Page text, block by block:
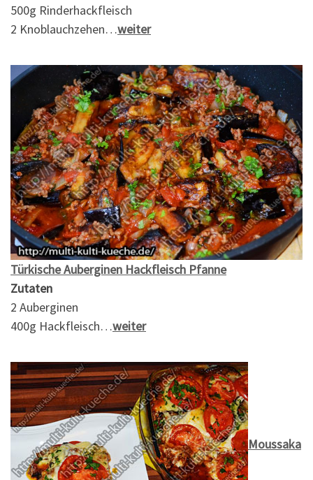
500g Rinderhackfleisch
2 Knoblauchzehen…weiter
Türkische Auberginen Hackfleisch Pfanne
Zutaten
2 Auberginen
400g Hackfleisch…weiter
Moussaka